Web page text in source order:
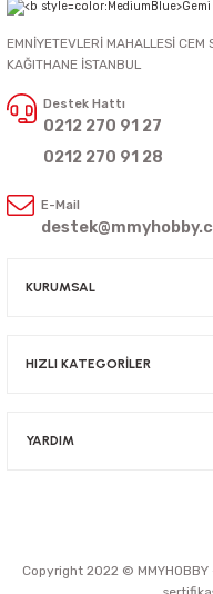
EMNİYETEVLERİ MAHALLESİ
KAĞITHANE İSTANBUL
Destek Hattı
0212 270 91 27
0212 270 91 28
E-Mail
KURUMSAL
HIZLI KATEGORİLER
YARDIM
Copyright 2022 ©